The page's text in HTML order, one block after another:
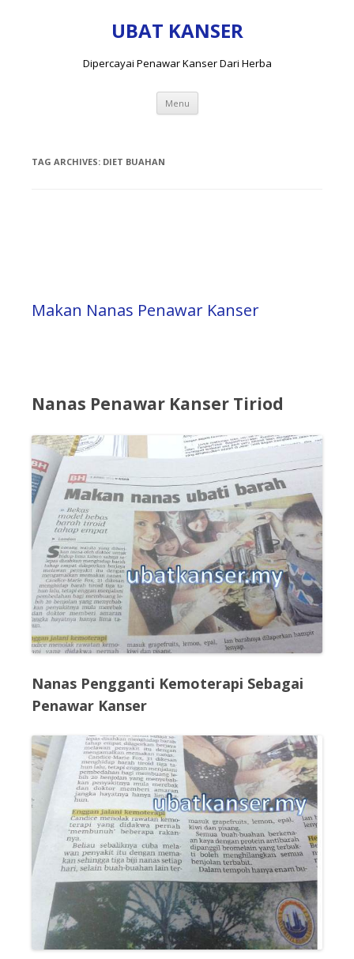
UBAT KANSER
Dipercayai Penawar Kanser Dari Herba
Menu Skip
content
TAG ARCHIVES: DIET BUAHAN
Makan Nanas Penawar Kanser
Nanas Penawar Kanser Tiriod
Nanas Pengganti Kemoterapi Sebagai
Penawar Kanser